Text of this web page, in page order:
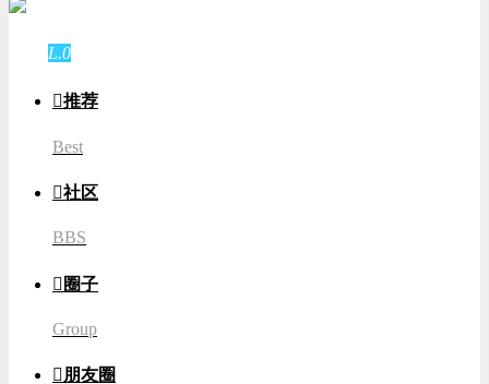
L.0
推荐
Best
社区
BBS
 圈子
Group
 朋友圈